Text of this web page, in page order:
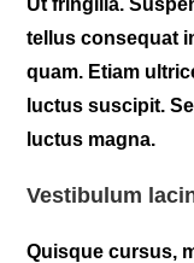
tellus consequat
quam. Etiam
luctus suscipit.
luctus magna.
Vestibulum
Quisque cursus,